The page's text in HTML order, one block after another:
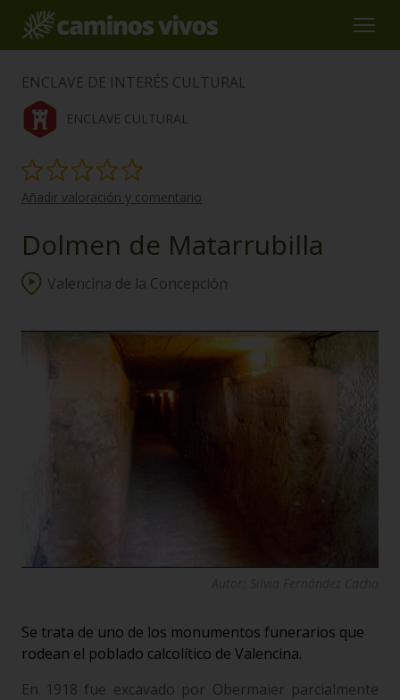
ENCLAVE DE INTERÉS CULTURAL
ENCLAVE CULTURAL
Añadir valoración y comentario
Dolmen de Matarrubilla
Valencina de la Concepción
Se trata de uno de los monumentos funerarios que
rodean el poblado calcolítico de Valencina.
En 1918 fue excavado por Obermaier parcialmente